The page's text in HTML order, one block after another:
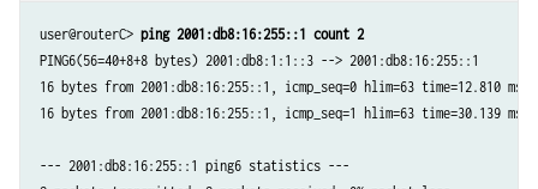
user@routerC> ping 2001:db8:16:255::1 count 2
PING6(56=40+8+8 bytes) 2001:db8:1:1::3 --> 2001:db8:16:255::1
16 bytes from 2001:db8:16:255::1, icmp_seq=0 hlim=63 time=12.810 ms
16 bytes from 2001:db8:16:255::1, icmp_seq=1 hlim=63 time=30.139 ms
--- 2001:db8:16:255::1 ping6 statistics ---